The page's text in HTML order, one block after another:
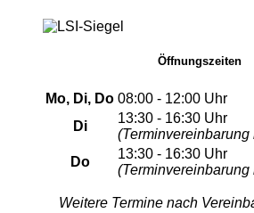
Öffnungszeiten
Mo, Di, Do 08:00 - 12:00 Uhr
Di
13:30 - 16:30 Uhr
(Terminvereinbarung
Do
13:30 - 16:30 Uhr
(Terminvereinbarung
Weitere Termine nach